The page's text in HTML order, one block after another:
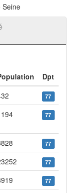
Seine
Dpt
77
77
77
77
77